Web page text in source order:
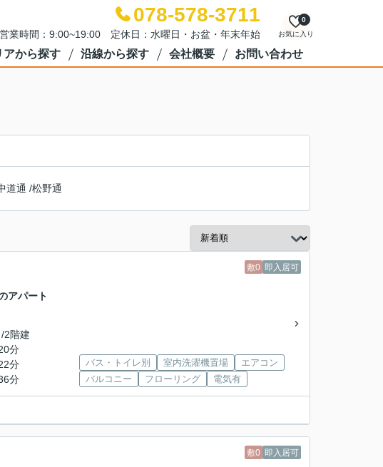
078-578-3711
営業時間：9:00~19:00 定休日：水曜日・お盆・年末年始 お気に入り
0
アから探す 沿線から探す 会社概要 お問い合わせ
道通 /松野通
敷0 即入居可
アパート
2階建
分
分
分
バス・トイレ別 室内洗濯機置場
エアコン
バルコニー
フローリング 電気有
敷0 即入居可